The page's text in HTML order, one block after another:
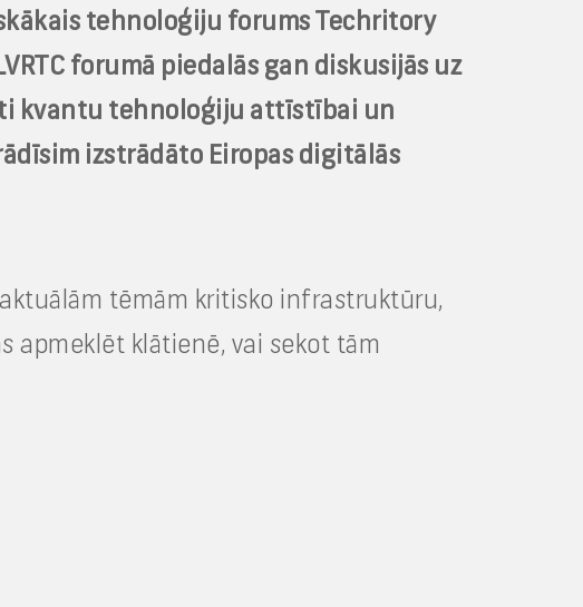
tehnoloģiju forums Techritory
forumā piedalās gan diskusijās uz
kvantu tehnoloģiju attīstībai un
izstrādāto Eiropas digitālās
tēmām kritisko infrastruktūru,
klātienē, vai sekot tām